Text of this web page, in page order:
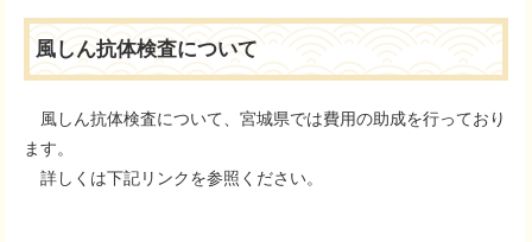
風しん抗体検査について
風しん抗体検査について、宮城県では費用の助成を行っており
ます。
詳しくは下記リンクを参照ください。